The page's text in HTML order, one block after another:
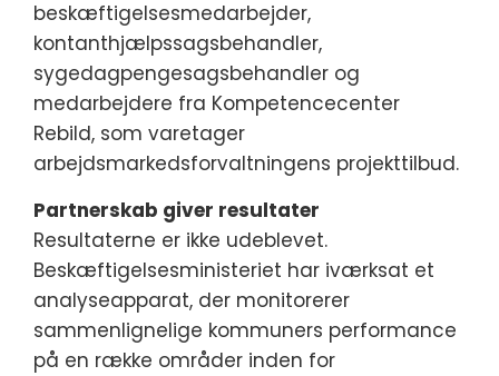
beskæftigelsesmedarbejder,
kontanthjælpssagsbehandler,
sygedagpengesagsbehandler og
medarbejdere fra Kompetencecenter
Rebild, som varetager
arbejdsmarkedsforvaltningens projekttilbud.
Partnerskab giver resultater
Resultaterne er ikke udeblevet.
Beskæftigelsesministeriet har iværksat et
analyseapparat, der monitorerer
sammenlignelige kommuners performance
på en række områder inden for